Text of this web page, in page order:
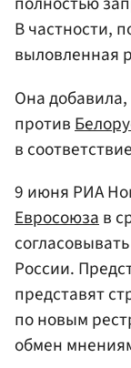
В частности,
выловленная
Она
против
в
9 июня РИА
Евросоюзав
России.
представят
по новым
обмен